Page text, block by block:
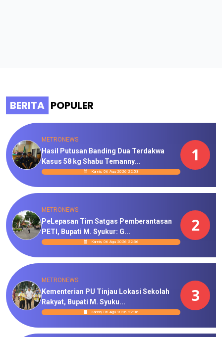
BERITA POPULER
METRONEWS
Hasil Putusan Banding Dua Terdakwa
Kasus 58 kg Shabu Temanny...
Kamis, 06 Agu 2026 22:53
1
METRONEWS
PeLepasan Tim Satgas Pemberantasan
PETI, Bupati M. Syukur: G...
Kamis, 06 Agu 2026 22:36
2
METRONEWS
Kementerian PU Tinjau Lokasi Sekolah
Rakyat, Bupati M. Syuku...
Kamis, 06 Agu 2026 22:06
3